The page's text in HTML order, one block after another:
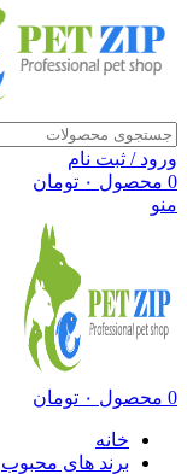
ورود / ثبت نام
0 محصول ۰ تومان
منو
0 محصول ۰ تومان
خانه
برند های محبوب